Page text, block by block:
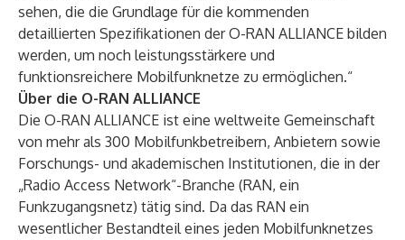
sehen, die die Grundlage für die kommenden
detaillierten Spezifikationen der O-RAN ALLIANCE bilden
werden, um noch leistungsstärkere und
funktionsreichere Mobilfunknetze zu ermöglichen.“
Über die O-RAN ALLIANCE
Die O-RAN ALLIANCE ist eine weltweite Gemeinschaft
von mehr als 300 Mobilfunkbetreibern, Anbietern sowie
Forschungs- und akademischen Institutionen, die in der
„Radio Access Network“-Branche (RAN, ein
Funkzugangsnetz) tätig sind. Da das RAN ein
wesentlicher Bestandteil eines jeden Mobilfunknetzes